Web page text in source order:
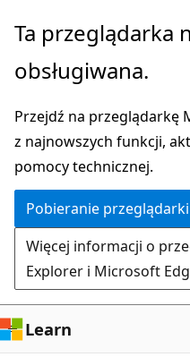
Przejdź
głównej
Ta przeglądarka
obsługiwana.
Przejdź na przeglądarkę
z najnowszych funkcji,
pomocy technicznej.
Pobieranie
Więcej informacji o
Explorer i Microsoft
Learn